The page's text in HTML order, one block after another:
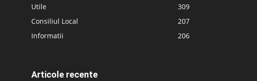
Utile
309
Consiliul Local
207
Informatii
206
Articole recente